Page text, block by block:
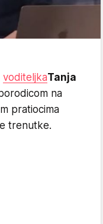
voditeljkaTanja
na
pratiocima
trenutke.